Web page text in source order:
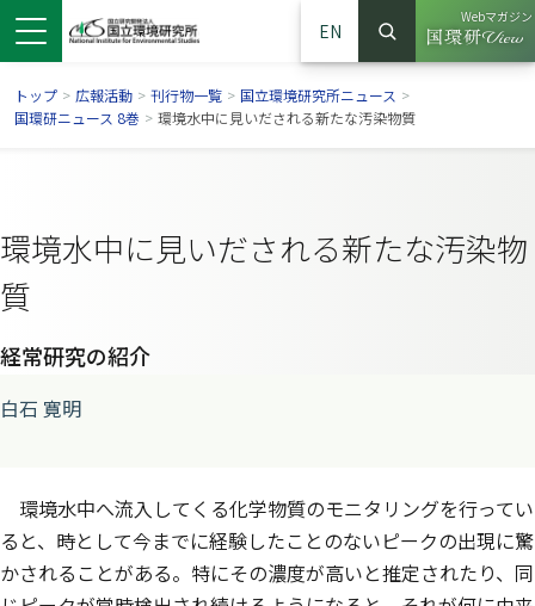
ウで開きます）
ンドウで開きます）
ウインドウで開きます）
EN
サイト内検索
検索
Webマガジン
（別ウイ
トップ > 広報活動 > 刊行物一覧 > 国立環境研究所ニュース >
国環研ニュース 8巻 > 環境水中に見いだされる新たな汚染物質
環境水中に見いだされる新たな汚染物
質
経常研究の紹介
白石 寛明
環境水中へ流入してくる化学物質のモニタリングを行ってい
ると、時として今までに経験したことのないピークの出現に驚
かされることがある。特にその濃度が高いと推定されたり、同